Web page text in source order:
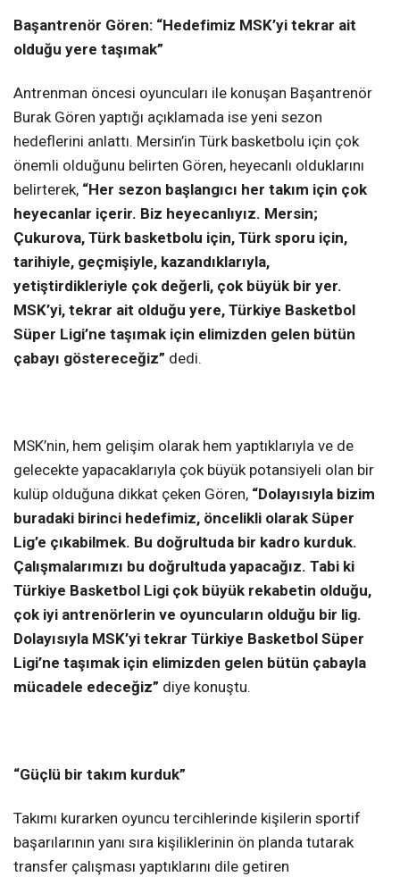
Başantrenör Gören: “Hedefimiz MSK’yi tekrar ait
olduğu yere taşımak”
Antrenman öncesi oyuncuları ile konuşan Başantrenör
Burak Gören yaptığı açıklamada ise yeni sezon
hedeflerini anlattı. Mersin’in Türk basketbolu için çok
önemli olduğunu belirten Gören, heyecanlı olduklarını
belirterek, “Her sezon başlangıcı her takım için çok
heyecanlar içerir. Biz heyecanlıyız. Mersin;
Çukurova, Türk basketbolu için, Türk sporu için,
tarihiyle, geçmişiyle, kazandıklarıyla,
yetiştirdikleriyle çok değerli, çok büyük bir yer.
MSK’yi, tekrar ait olduğu yere, Türkiye Basketbol
Süper Ligi’ne taşımak için elimizden gelen bütün
çabayı göstereceğiz” dedi.
MSK’nin, hem gelişim olarak hem yaptıklarıyla ve de
gelecekte yapacaklarıyla çok büyük potansiyeli olan bir
kulüp olduğuna dikkat çeken Gören, “Dolayısıyla bizim
buradaki birinci hedefimiz, öncelikli olarak Süper
Lig’e çıkabilmek. Bu doğrultuda bir kadro kurduk.
Çalışmalarımızı bu doğrultuda yapacağız. Tabi ki
Türkiye Basketbol Ligi çok büyük rekabetin olduğu,
çok iyi antrenörlerin ve oyuncuların olduğu bir lig.
Dolayısıyla MSK’yi tekrar Türkiye Basketbol Süper
Ligi’ne taşımak için elimizden gelen bütün çabayla
mücadele edeceğiz” diye konuştu.
“Güçlü bir takım kurduk”
Takımı kurarken oyuncu tercihlerinde kişilerin sportif
başarılarının yanı sıra kişiliklerinin ön planda tutarak
transfer çalışması yaptıklarını dile getiren